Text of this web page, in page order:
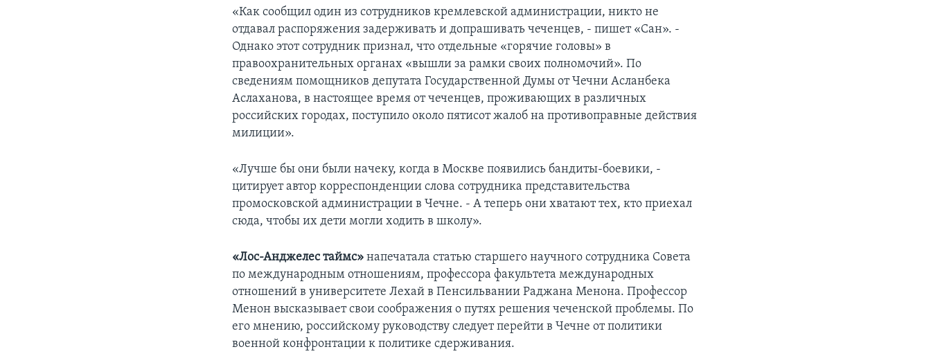
«Как сообщил один из сотрудников кремлевской администрации, никто не
отдавал распоряжения задерживать и допрашивать чеченцев, - пишет «Сан». -
Однако этот сотрудник признал, что отдельные «горячие головы» в
правоохранительных органах «вышли за рамки своих полномочий». По
сведениям помощников депутата Государственной Думы от Чечни Асланбека
Аслаханова, в настоящее время от чеченцев, проживающих в различных
российских городах, поступило около пятисот жалоб на противоправные действия
милиции».
«Лучше бы они были начеку, когда в Москве появились бандиты-боевики, -
цитирует автор корреспонденции слова сотрудника представительства
промосковской администрации в Чечне. - А теперь они хватают тех, кто приехал
сюда, чтобы их дети могли ходить в школу».
«Лос-Анджелес таймс» напечатала статью старшего научного сотрудника Совета
по международным отношениям, профессора факультета международных
отношений в университете Лехай в Пенсильвании Раджана Менона. Профессор
Менон высказывает свои соображения о путях решения чеченской проблемы. По
его мнению, российскому руководству следует перейти в Чечне от политики
военной конфронтации к политике сдерживания.